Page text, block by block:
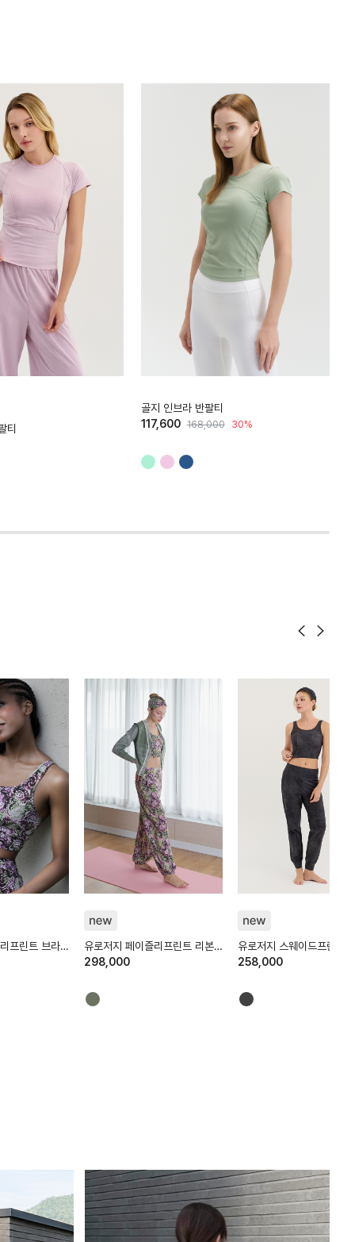
티
골지 인브라 반팔티
117,600 168,000 30%
프린트 브라
유로저지 페이즐리프린트 리본
하렘팬츠
298,000
유로저지 스웨이드프린트
258,000